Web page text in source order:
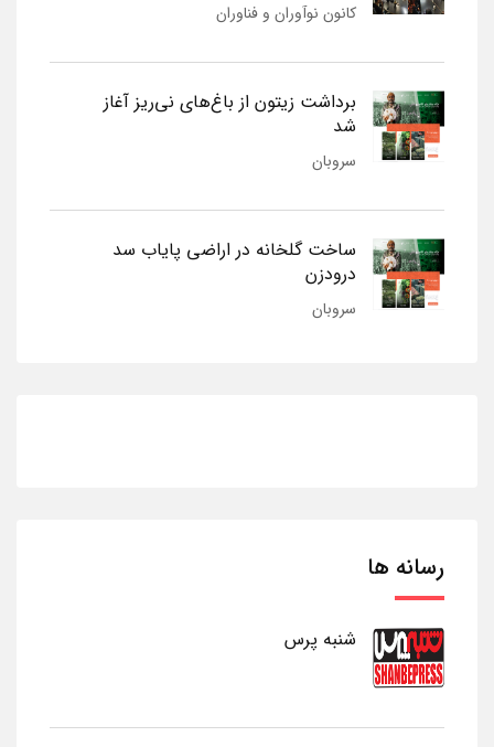
کانون نوآوران و فناوران
برداشت زیتون از باغ‌های نی‌ریز آغاز
شد
سروبان
ساخت گلخانه در اراضی پایاب سد
درودزن
سروبان
رسانه ها
شنبه پرس